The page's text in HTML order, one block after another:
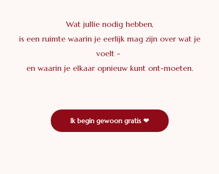
Wat jullie nodig hebben,
is een ruimte waarin je eerlijk mag zijn over wat je
voelt -
en waarin je elkaar opnieuw kunt ont-moeten.
Ik begin gewoon gratis ❤